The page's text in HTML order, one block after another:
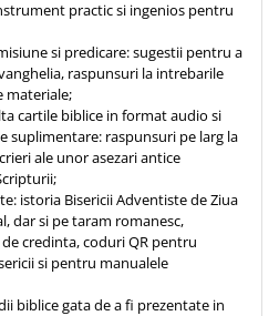
practic si ingenios pentru
si predicare: sugestii pentru a
raspunsuri la intrebarile
materiale;
cartile biblice in format audio si
suplimentare: raspunsuri pe larg la
ale unor asezari antice
istoria Bisericii Adventiste de Ziua
dar si pe taram romanesc,
credinta, coduri QR pentru
si pentru manualele
biblice gata de a fi prezentate in